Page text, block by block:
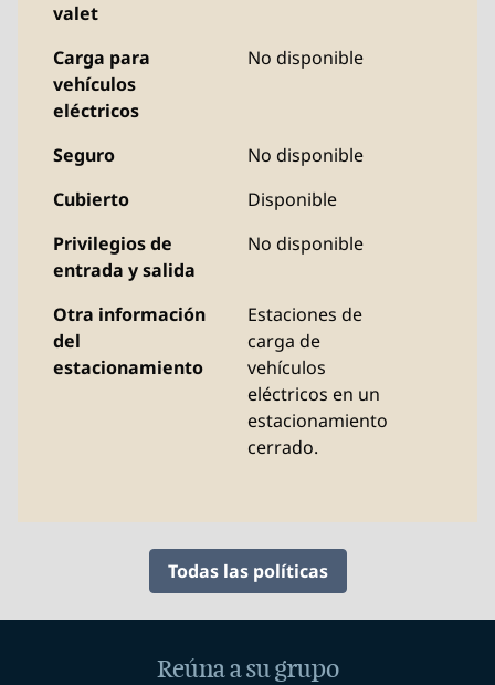
valet
Carga para
vehículos
eléctricos
No disponible
Seguro
No disponible
Cubierto
Disponible
Privilegios de
entrada y salida
No disponible
Otra información
del
estacionamiento
Estaciones de
carga de
vehículos
eléctricos en un
estacionamiento
cerrado.
Todas las políticas
Reúna a su grupo